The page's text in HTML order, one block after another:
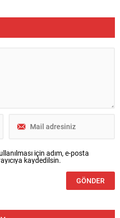
için adım, e-posta
kaydedilsin.